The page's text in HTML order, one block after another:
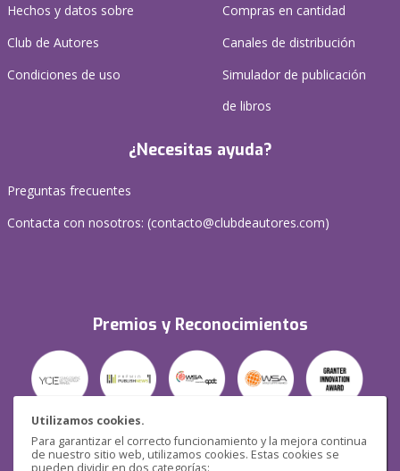
Utilizamos cookies.
Para garantizar el correcto funcionamiento y la mejora continua
de nuestro sitio web, utilizamos cookies. Estas cookies se
pueden dividir en dos categorías:
Hechos y datos sobre
Club de Autores
Condiciones de uso
Compras en cantidad
Canales de distribución
Simulador de publicación
de libros
¿Necesitas ayuda?
Preguntas frecuentes
Contacta con nosotros: (contacto@clubdeautores.com)
Premios y Reconocimientos
Seguridad